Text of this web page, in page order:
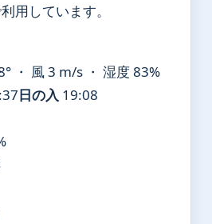
用しています。
・ 風 3 m/s ・ 湿度 83%
日の入 19:08